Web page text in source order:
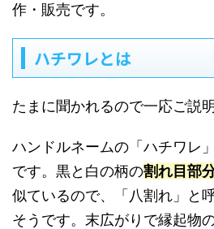
作・販売です。
ハチワレとは
たまに聞かれるので一応ご説明
ハンドルネームの「ハチワレ
です。黒と白の柄の割れ目部
似ているので、「八割れ」と
そうです。 末広がりで縁起物